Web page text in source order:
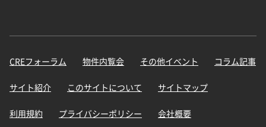
CREフォーラム 物件内覧会 その他イベント コラム記事
サイト紹介 このサイトについて サイトマップ
利用規約 プライバシーポリシー 会社概要